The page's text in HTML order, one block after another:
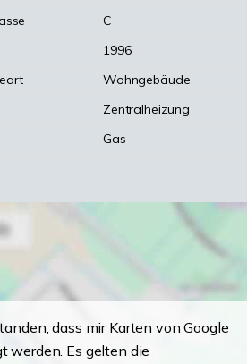
C
1996
Wohngebäude
Zentralheizung
Gas
dass mir Karten von Google
werden. Es gelten die